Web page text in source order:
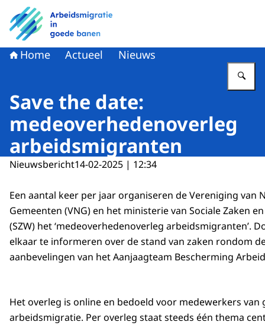
Naar de homepage van Arbeidsmigratie in goede banen
Home Actueel Nieuws
Save the date:
medeoverhedenoverleg
arbeidsmigranten
Nieuwsbericht14-02-2025 | 12:34
Een aantal keer per jaar organiseren de Vereniging van
Gemeenten (VNG) en het ministerie van Sociale Zaken
(SZW) het ‘medeoverhedenoverleg arbeidsmigranten’.
elkaar te informeren over de stand van zaken rondom
aanbevelingen van het Aanjaagteam Bescherming
Het overleg is online en bedoeld voor medewerkers
arbeidsmigratie. Per overleg staat steeds één thema